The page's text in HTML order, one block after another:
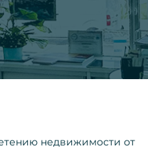
недвижимости от